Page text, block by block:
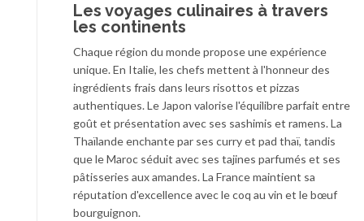
Les voyages culinaires à travers
les continents
Chaque région du monde propose une expérience
unique. En Italie, les chefs mettent à l'honneur des
ingrédients frais dans leurs risottos et pizzas
authentiques. Le Japon valorise l'équilibre parfait entre
goût et présentation avec ses sashimis et ramens. La
Thaïlande enchante par ses curry et pad thaï, tandis
que le Maroc séduit avec ses tajines parfumés et ses
pâtisseries aux amandes. La France maintient sa
réputation d'excellence avec le coq au vin et le bœuf
bourguignon.